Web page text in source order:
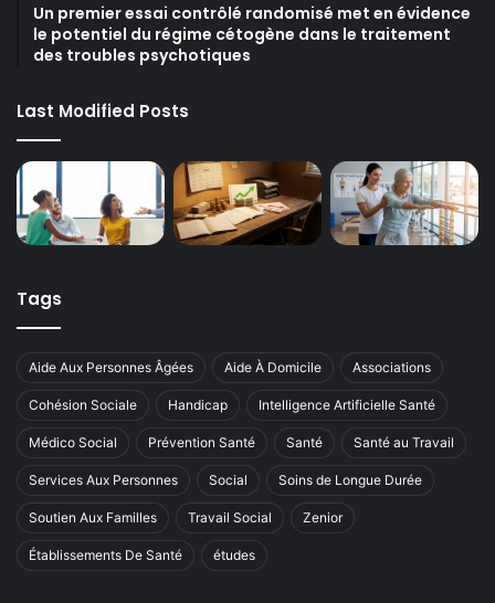
Un premier essai contrôlé randomisé met en évidence
le potentiel du régime cétogène dans le traitement
des troubles psychotiques
Last Modified Posts
Tags
Aide Aux Personnes Âgées Aide À Domicile Associations
Cohésion Sociale Handicap Intelligence Artificielle Santé
Médico Social Prévention Santé Santé Santé au Travail
Services Aux Personnes Social Soins de Longue Durée
Soutien Aux Familles Travail Social Zenior
Établissements De Santé études